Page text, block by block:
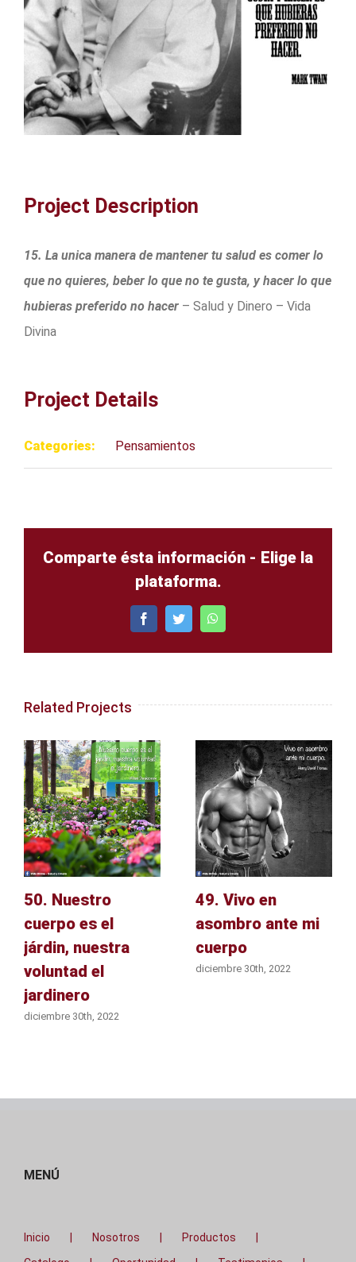
Project Description
15. La unica manera de mantener tu salud es comer lo
que no quieres, beber lo que no te gusta, y hacer lo que
hubieras preferido no hacer – Salud y Dinero – Vida
Divina
Project Details
Categories: Pensamientos
Comparte ésta información - Elige la
plataforma.
FacebookTwitterWhatsApp
Related Projects
50. Nuestro
cuerpo es el
járdin, nuestra
voluntad el
jardinero
diciembre 30th, 2022
49. Vivo en
asombro ante mi
cuerpo
diciembre 30th, 2022
MENÚ
Inicio Nosotros
Productos